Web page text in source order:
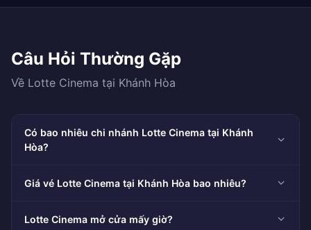
Câu Hỏi Thường Gặp
Về Lotte Cinema tại Khánh Hòa
Có bao nhiêu chi nhánh Lotte Cinema tại Khánh
Hòa?
Giá vé Lotte Cinema tại Khánh Hòa bao nhiêu?
Lotte Cinema mở cửa mấy giờ?